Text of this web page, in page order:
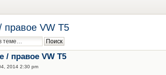
правое VW T5
/ правое VW T5
2014 2:30 pm